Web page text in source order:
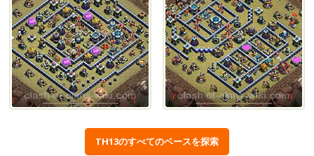
TH13のすべてのベースを探索